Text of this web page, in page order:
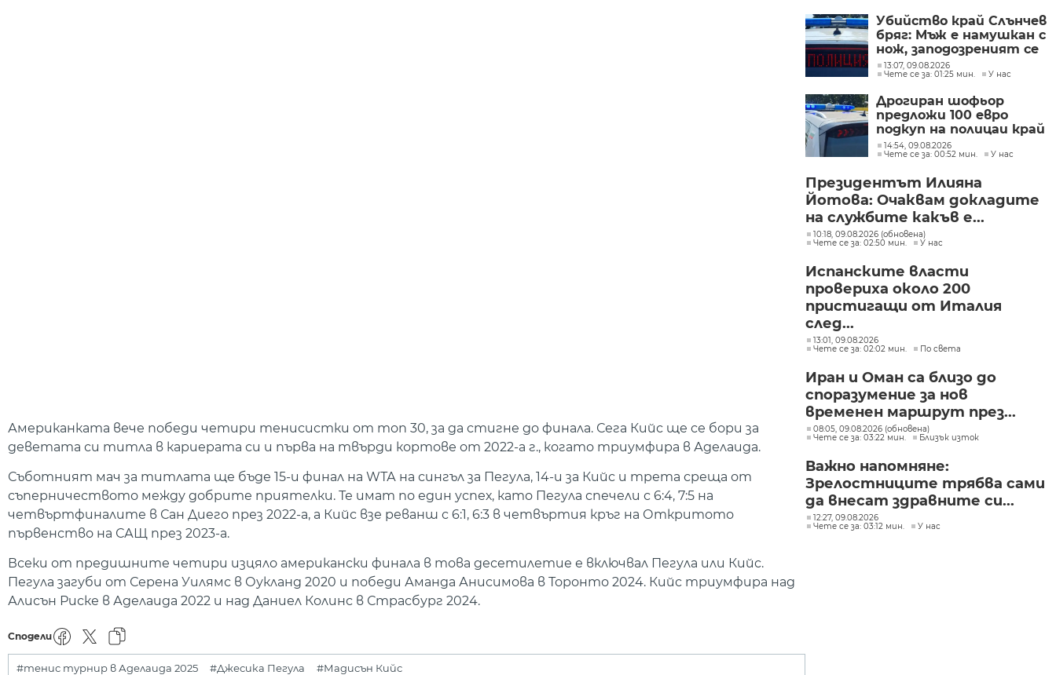
Американката вече победи четири тенисистки от топ 30, за да стигне до финала. Сега Кийс ще се бори за
деветата си титла в кариерата си и първа на твърди кортове от 2022-а г., когато триумфира в Аделаида.
Съботният мач за титлата ще бъде 15-и финал на WТА на сингъл за Пегула, 14-и за Кийс и трета среща от
съперничеството между добрите приятелки. Те имат по един успех, като Пегула спечели с 6:4, 7:5 на
четвъртфиналите в Сан Диего през 2022-а, а Кийс взе реванш с 6:1, 6:3 в четвъртия кръг на Откритото
първенство на САЩ през 2023-а.
Всеки от предишните четири изцяло американски финала в това десетилетие е включвал Пегула или Кийс.
Пегула загуби от Серена Уилямс в Оукланд 2020 и победи Аманда Анисимова в Торонто 2024. Кийс триумфира над
Алисън Риске в Аделаида 2022 и над Даниел Колинс в Страсбург 2024.
Сподели
#тенис турнир в Аделаида 2025 #Джесика Пегула #Мадисън Кийс
Убийство край Слънчев
бряг: Мъж е намушкан с
нож, заподозреният се
опитал да избяга
13:07, 09.08.2026
Чете се за: 01:25 мин.
У нас
Дрогиран шофьор
предложи 100 евро
подкуп на полицаи край
Поморие
14:54, 09.08.2026
Чете се за: 00:52 мин.
У нас
Президентът Илияна
Йотова: Очаквам докладите
на службите какъв е...
10:18, 09.08.2026 (обновена)
Чете се за: 02:50 мин.
У нас
Испанските власти
провериха около 200
пристигащи от Италия
след...
13:01, 09.08.2026
Чете се за: 02:02 мин.
По света
Иран и Оман са близо до
споразумение за нов
временен маршрут през...
08:05, 09.08.2026 (обновена)
Чете се за: 03:22 мин.
Близък изток
Важно напомняне:
Зрелостниците трябва сами
да внесат здравните си...
12:27, 09.08.2026
Чете се за: 03:12 мин.
У нас